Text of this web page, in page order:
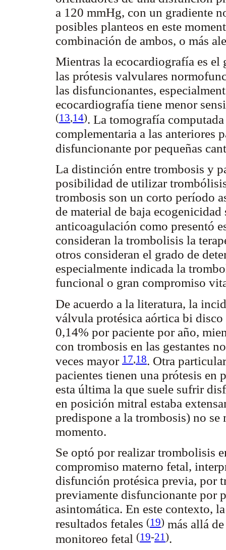
a 120 mmHg, con un gradiente
posibles planteos en este
combinación de ambos, o más
Mientras la ecocardiografía es
las prótesis valvulares
las disfuncionantes,
ecocardiografía tiene menor
(13 14). La tomografía
complementaria a las anteriores
disfuncionante por pequeñas
La distinción entre trombosis y
posibilidad de utilizar
trombosis son un corto período
de material de baja
anticoagulación como presentó
consideran la trombolisis la
otros consideran el grado de
especialmente indicada la
funcional o gran compromiso
De acuerdo a la literatura, la
válvula protésica aórtica bi disco
0,14% por paciente por año,
con trombosis en las gestantes
veces mayor 17,18. Otra
pacientes tienen una prótesis
esta última la que suele sufrir
en posición mitral estaba
predispone a la trombosis) no
momento.
Se optó por realizar trombolisis
compromiso materno fetal,
disfunción protésica previa, por
previamente disfuncionante por
asintomática. En este contexto,
resultados fetales (19) más allá
monitoreo fetal (19-21).